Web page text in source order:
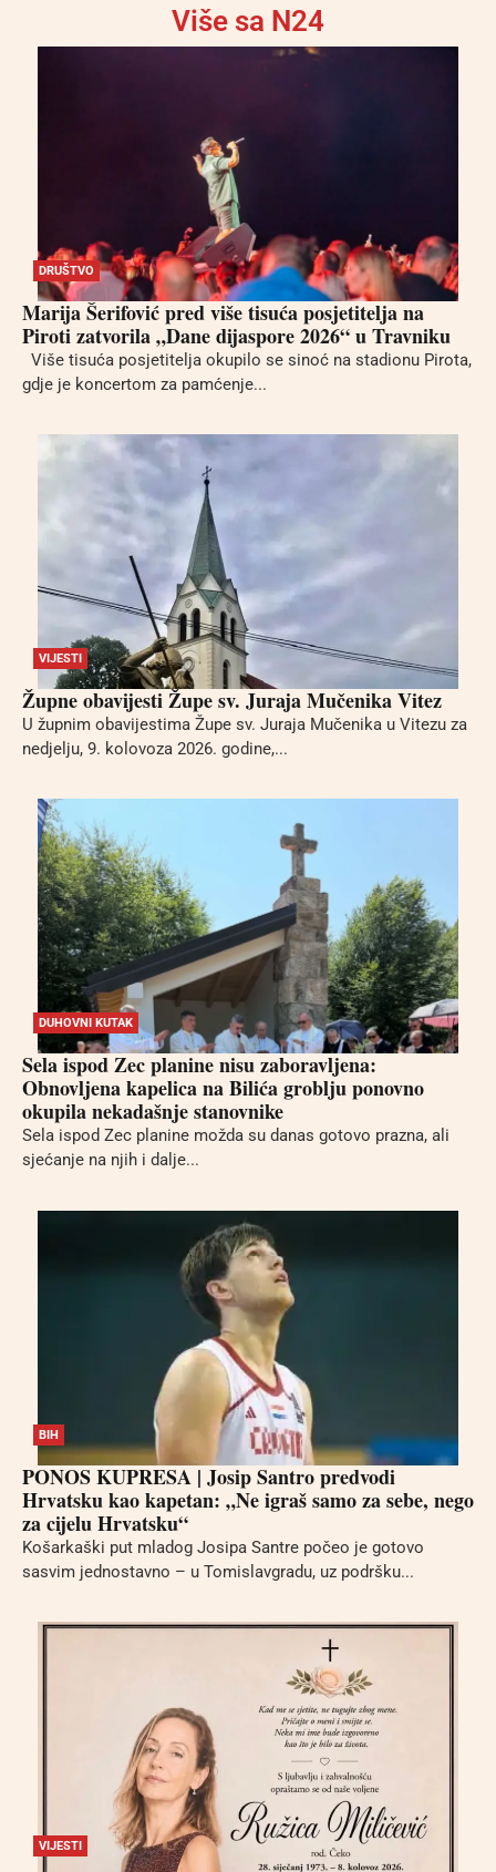
Više sa N24
DRUŠTVO
Marija Šerifović pred više tisuća posjetitelja na
Piroti zatvorila „Dane dijaspore 2026“ u Travniku
Više tisuća posjetitelja okupilo se sinoć na stadionu Pirota,
gdje je koncertom za pamćenje...
VIJESTI
Župne obavijesti Župe sv. Juraja Mučenika Vitez
U župnim obavijestima Župe sv. Juraja Mučenika u Vitezu za
nedjelju, 9. kolovoza 2026. godine,...
DUHOVNI KUTAK
Sela ispod Zec planine nisu zaboravljena:
Obnovljena kapelica na Bilića groblju ponovno
okupila nekadašnje stanovnike
Sela ispod Zec planine možda su danas gotovo prazna, ali
sjećanje na njih i dalje...
BIH
PONOS KUPRESA | Josip Santro predvodi
Hrvatsku kao kapetan: „Ne igraš samo za sebe, nego
za cijelu Hrvatsku“
Košarkaški put mladog Josipa Santre počeo je gotovo
sasvim jednostavno – u Tomislavgradu, uz podršku...
VIJESTI